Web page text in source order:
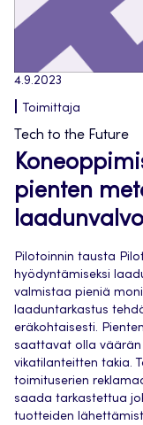
4.9.2023
Toimittaja
Tech to the Future
pienten
Pilotoinnin tausta
hyödyntämiseksi
valmistaa pieniä
laaduntarkastus
eräkohtaisesti.
saattavat olla
vikatilanteitten takia.
toimituserien
saada tarkastettua
tuotteiden